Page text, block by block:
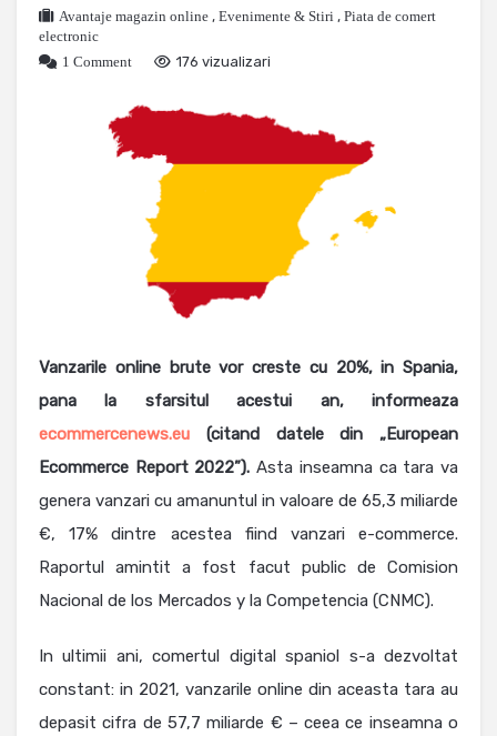
Avantaje magazin online , Evenimente & Stiri , Piata de comert
electronic
1 Comment
176 vizualizari
Vanzarile online brute vor creste cu 20%, in Spania,
pana la sfarsitul acestui an, informeaza
ecommercenews.eu (citand datele din „European
Ecommerce Report 2022”). Asta inseamna ca tara va
genera vanzari cu amanuntul in valoare de 65,3 miliarde
€, 17% dintre acestea fiind vanzari e-commerce.
Raportul amintit a fost facut public de Comision
Nacional de los Mercados y la Competencia (CNMC).
In ultimii ani, comertul digital spaniol s-a dezvoltat
constant: in 2021, vanzarile online din aceasta tara au
depasit cifra de 57,7 miliarde € – ceea ce inseamna o